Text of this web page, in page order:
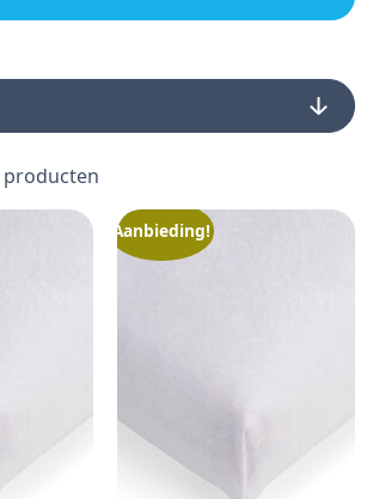
producten
Aanbieding!